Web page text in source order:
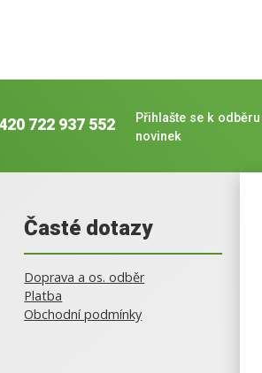
722 937 552
Přihlašte se k
novinek
Časté dotazy
Doprava a os. odběr
Platba
Obchodní podmínky